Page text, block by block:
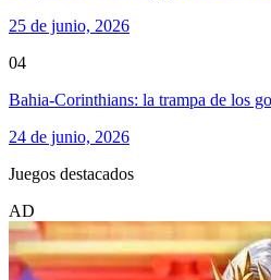
25 de junio, 2026
04
Bahia-Corinthians: la trampa de los
24 de junio, 2026
Juegos destacados
AD